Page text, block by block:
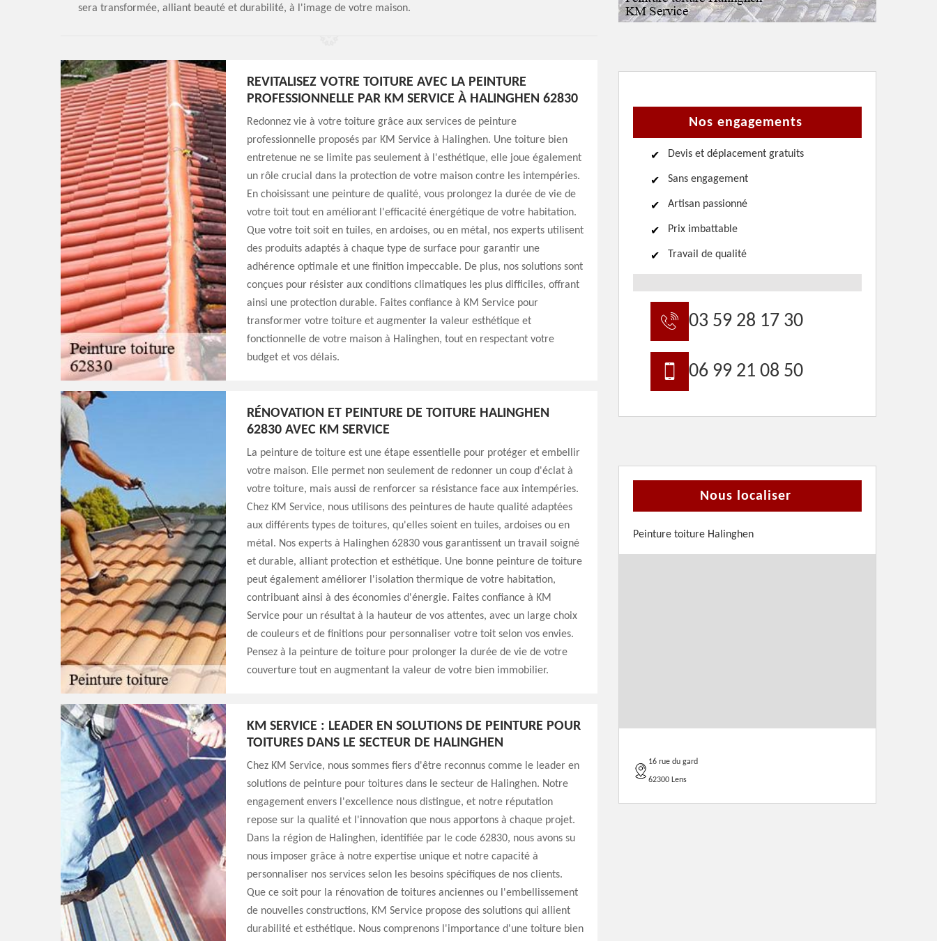
sera transformée, alliant beauté et durabilité, à l'image de votre maison.
REVITALISEZ VOTRE TOITURE AVEC LA PEINTURE
PROFESSIONNELLE PAR KM SERVICE À HALINGHEN 62830
Redonnez vie à votre toiture grâce aux services de peinture
professionnelle proposés par KM Service à Halinghen. Une toiture bien
entretenue ne se limite pas seulement à l'esthétique, elle joue également
un rôle crucial dans la protection de votre maison contre les intempéries.
En choisissant une peinture de qualité, vous prolongez la durée de vie de
votre toit tout en améliorant l'efficacité énergétique de votre habitation.
Que votre toit soit en tuiles, en ardoises, ou en métal, nos experts utilisent
des produits adaptés à chaque type de surface pour garantir une
adhérence optimale et une finition impeccable. De plus, nos solutions sont
conçues pour résister aux conditions climatiques les plus difficiles, offrant
ainsi une protection durable. Faites confiance à KM Service pour
transformer votre toiture et augmenter la valeur esthétique et
fonctionnelle de votre maison à Halinghen, tout en respectant votre
budget et vos délais.
RÉNOVATION ET PEINTURE DE TOITURE HALINGHEN
62830 AVEC KM SERVICE
La peinture de toiture est une étape essentielle pour protéger et embellir
votre maison. Elle permet non seulement de redonner un coup d'éclat à
votre toiture, mais aussi de renforcer sa résistance face aux intempéries.
Chez KM Service, nous utilisons des peintures de haute qualité adaptées
aux différents types de toitures, qu'elles soient en tuiles, ardoises ou en
métal. Nos experts à Halinghen 62830 vous garantissent un travail soigné
et durable, alliant protection et esthétique. Une bonne peinture de toiture
peut également améliorer l'isolation thermique de votre habitation,
contribuant ainsi à des économies d'énergie. Faites confiance à KM
Service pour un résultat à la hauteur de vos attentes, avec un large choix
de couleurs et de finitions pour personnaliser votre toit selon vos envies.
Pensez à la peinture de toiture pour prolonger la durée de vie de votre
couverture tout en augmentant la valeur de votre bien immobilier.
KM SERVICE : LEADER EN SOLUTIONS DE PEINTURE POUR
TOITURES DANS LE SECTEUR DE HALINGHEN
Chez KM Service, nous sommes fiers d'être reconnus comme le leader en
solutions de peinture pour toitures dans le secteur de Halinghen. Notre
engagement envers l'excellence nous distingue, et notre réputation
repose sur la qualité et l'innovation que nous apportons à chaque projet.
Dans la région de Halinghen, identifiée par le code 62830, nous avons su
nous imposer grâce à notre expertise unique et notre capacité à
personnaliser nos services selon les besoins spécifiques de nos clients.
Que ce soit pour la rénovation de toitures anciennes ou l'embellissement
de nouvelles constructions, KM Service propose des solutions qui allient
durabilité et esthétique. Nous comprenons l'importance d'une toiture bien
Nos engagements
Devis et déplacement gratuits
Sans engagement
Artisan passionné
Prix imbattable
Travail de qualité
03 59 28 17 30
06 99 21 08 50
Nous localiser
Peinture toiture Halinghen
16 rue du gard
62300 Lens